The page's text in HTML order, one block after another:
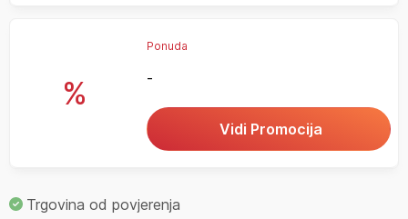
%
Ponuda
-
Vidi Promocija
Trgovina od povjerenja